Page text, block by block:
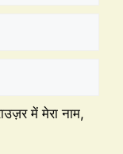
में मेरा नाम,